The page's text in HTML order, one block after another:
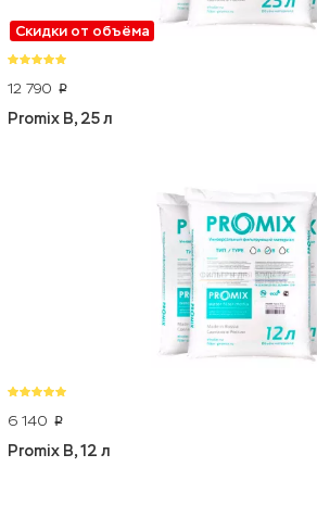
Скидки от объёма
12 790 p
Promix B, 25 л
6 140 p
Promix B, 12 л